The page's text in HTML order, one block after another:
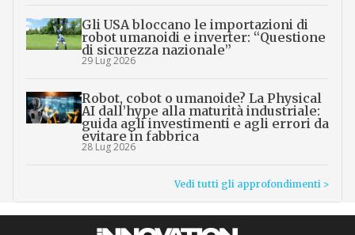
Gli USA bloccano le importazioni di
robot umanoidi e inverter: “Questione
di sicurezza nazionale”
29 Lug 2026
Robot, cobot o umanoide? La Physical
AI dall’hype alla maturità industriale:
guida agli investimenti e agli errori da
evitare in fabbrica
28 Lug 2026
Vedi tutti gli approfondimenti >